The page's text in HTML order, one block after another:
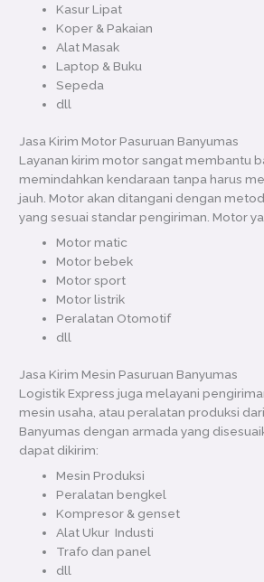
Kasur Lipat
Koper & Pakaian
Alat Masak
Laptop & Buku
Sepeda
dll
Jasa Kirim Motor Pasuruan Banyumas
Layanan kirim motor sangat membantu
memindahkan kendaraan tanpa harus
jauh. Motor akan ditangani dengan
yang sesuai standar pengiriman. Motor
Motor matic
Motor bebek
Motor sport
Motor listrik
Peralatan Otomotif
dll
Jasa Kirim Mesin Pasuruan Banyumas
Logistik Express juga melayani
mesin usaha, atau peralatan produksi
Banyumas dengan armada yang
dapat dikirim:
Mesin Produksi
Peralatan bengkel
Kompresor & genset
Alat Ukur Industi
Trafo dan panel
dll